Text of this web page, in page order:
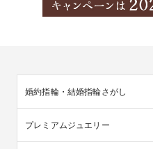
婚約指輪・結婚指輪さがし
プレミアムジュエリー